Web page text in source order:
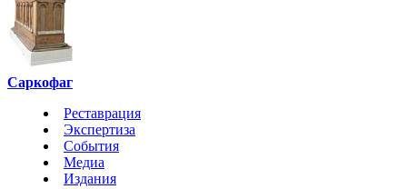
Саркофаг
Реставрация
Экспертиза
События
Медиа
Издания